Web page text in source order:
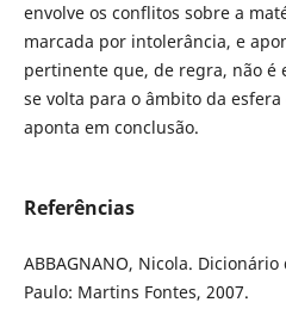
envolve os conflitos sobre a
marcada por intolerância, e
pertinente que, de regra, não é
se volta para o âmbito da
aponta em conclusão.
Referências
ABBAGNANO, Nicola.
Paulo: Martins Fontes, 2007.